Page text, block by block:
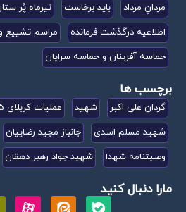
مردانِ مرداد
باید برخاست
تیرماهِ پُر
اطلاعیه درگذشت فرمانده
مراسم تشییع
حماسه آفرینان و حماسه سرایان
برچسب ها
گردان علی اکبر شهید عملیات کربلای 5
شهید مسلم اسدی
جانباز مجید رضاییان
وصیتنامه شهدا
شهید جواد رهبر دهقان
مارا دنبال کنید